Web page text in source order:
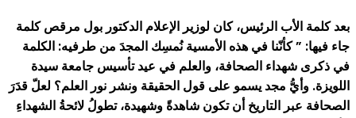
بعد كلمة الأب الرئيس، كان لوزير الإعلام الدكتور بول مرقص كلمة
جاء فيها: ” كأنّنا في هذه الأمسية نُمسِك المجدَ من طرفيه: الكلمة
في ذكرى شهداء الصحافة، والعلم في عيد تأسيس جامعة سيدة
اللويزة. وأيُّ مجد يسمو على قول الحقيقة ونشر نور العلم؟ لعلّ قدَرَ
الصحافة عبر التاريخ أن تكون شاهدةً وشهيدة، تطولُ لائحةُ الشهداءِ